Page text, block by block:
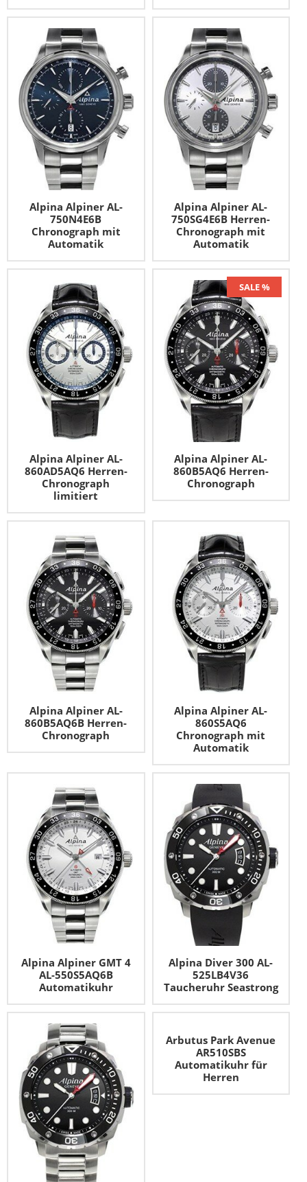
Alpina Alpiner AL-
750N4E6B
Chronograph mit
Automatik
Alpina Alpiner AL-
750SG4E6B Herren-
Chronograph mit
Automatik
Alpina Alpiner AL-
860AD5AQ6 Herren-
Chronograph
limitiert
SALE %
Alpina Alpiner AL-
860B5AQ6 Herren-
Chronograph
Alpina Alpiner AL-
860B5AQ6B Herren-
Chronograph
Alpina Alpiner AL-
860S5AQ6
Chronograph mit
Automatik
Alpina Alpiner GMT 4
AL-550S5AQ6B
Automatikuhr
Alpina Diver 300 AL-
525LB4V36
Taucheruhr Seastrong
Arbutus Park Avenue
AR510SBS
Automatikuhr für
Herren